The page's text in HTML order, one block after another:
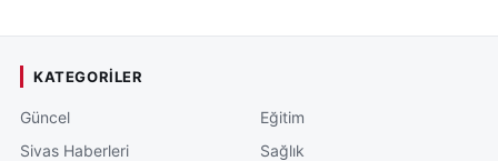
KATEGORILER
Güncel
Sivas Haberleri
Eğitim
Sağlık